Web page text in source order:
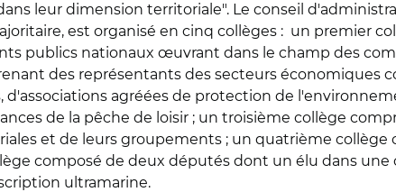
leur dimension territoriale". Le conseil
est organisé en cinq collèges : un premier
publics nationaux œuvrant dans le champ des
des représentants des secteurs économiques
d'associations agréées de protection de
de la pêche de loisir ; un troisième collège
et de leurs groupements ; un quatrième
composé de deux députés dont un élu dans
ultramarine.